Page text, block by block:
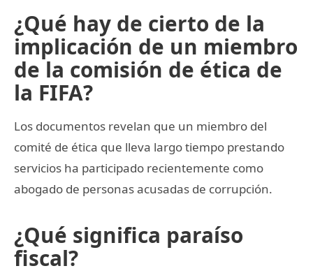
¿Qué hay de cierto de la
implicación de un miembro
de la comisión de ética de
la FIFA?
Los documentos revelan que un miembro del
comité de ética que lleva largo tiempo prestando
servicios ha participado recientemente como
abogado de personas acusadas de corrupción.
¿Qué significa paraíso
fiscal?